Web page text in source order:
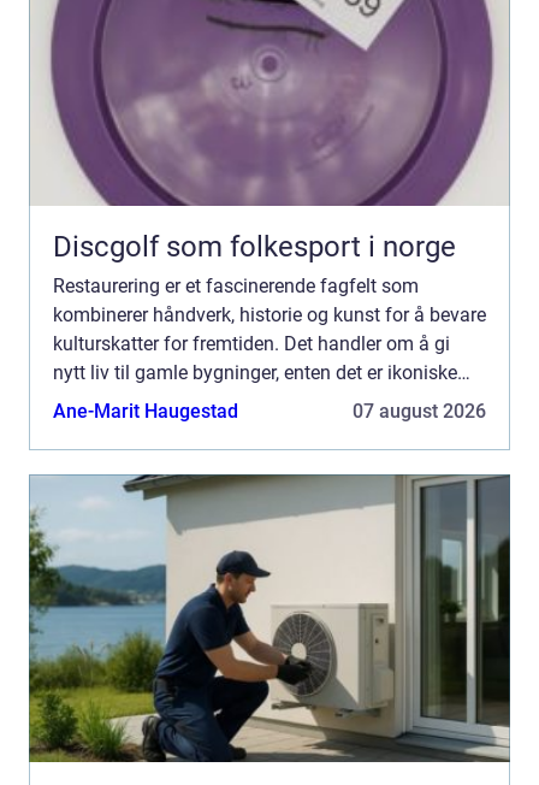
Discgolf som folkesport i norge
Restaurering er et fascinerende fagfelt som
kombinerer håndverk, historie og kunst for å bevare
kulturskatter for fremtiden. Det handler om å gi
nytt liv til gamle bygninger, enten det er ikoniske
kirker, sjarmerende hytter eller st...
Ane-Marit Haugestad 07 august 2026